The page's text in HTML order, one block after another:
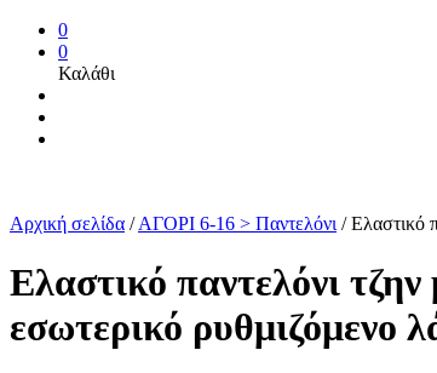
0
0
Καλάθι
Αρχική σελίδα / ΑΓΟΡΙ 6-16 > Παντελόνι /Ελαστικό
Ελαστικό παντελόνι
εσωτερικό ρυθμιζόμενο